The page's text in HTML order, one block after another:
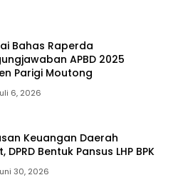
Bahas Raperda
APBD 2025
Parigi Moutong
6, 2026
Keuangan Daerah
DPRD Bentuk Pansus LHP BPK
30, 2026